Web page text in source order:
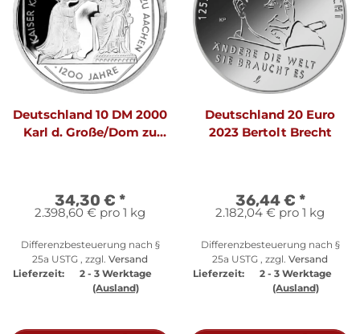
Deutschland 10 DM 2000
Karl d. Große/Dom zu
34,30 € *
2.398,60 € pro 1 kg
Differenzbesteuerung nach §
25a USTG , zzgl. Versand
Lieferzeit:
2 - 3 Werktage
(Ausland)
Deutschland 20 Euro
2023 Bertolt Brecht
36,44 € *
2.182,04 € pro 1 kg
Differenzbesteuerung nach §
25a USTG , zzgl. Versand
Lieferzeit:
2 - 3 Werktage
(Ausland)